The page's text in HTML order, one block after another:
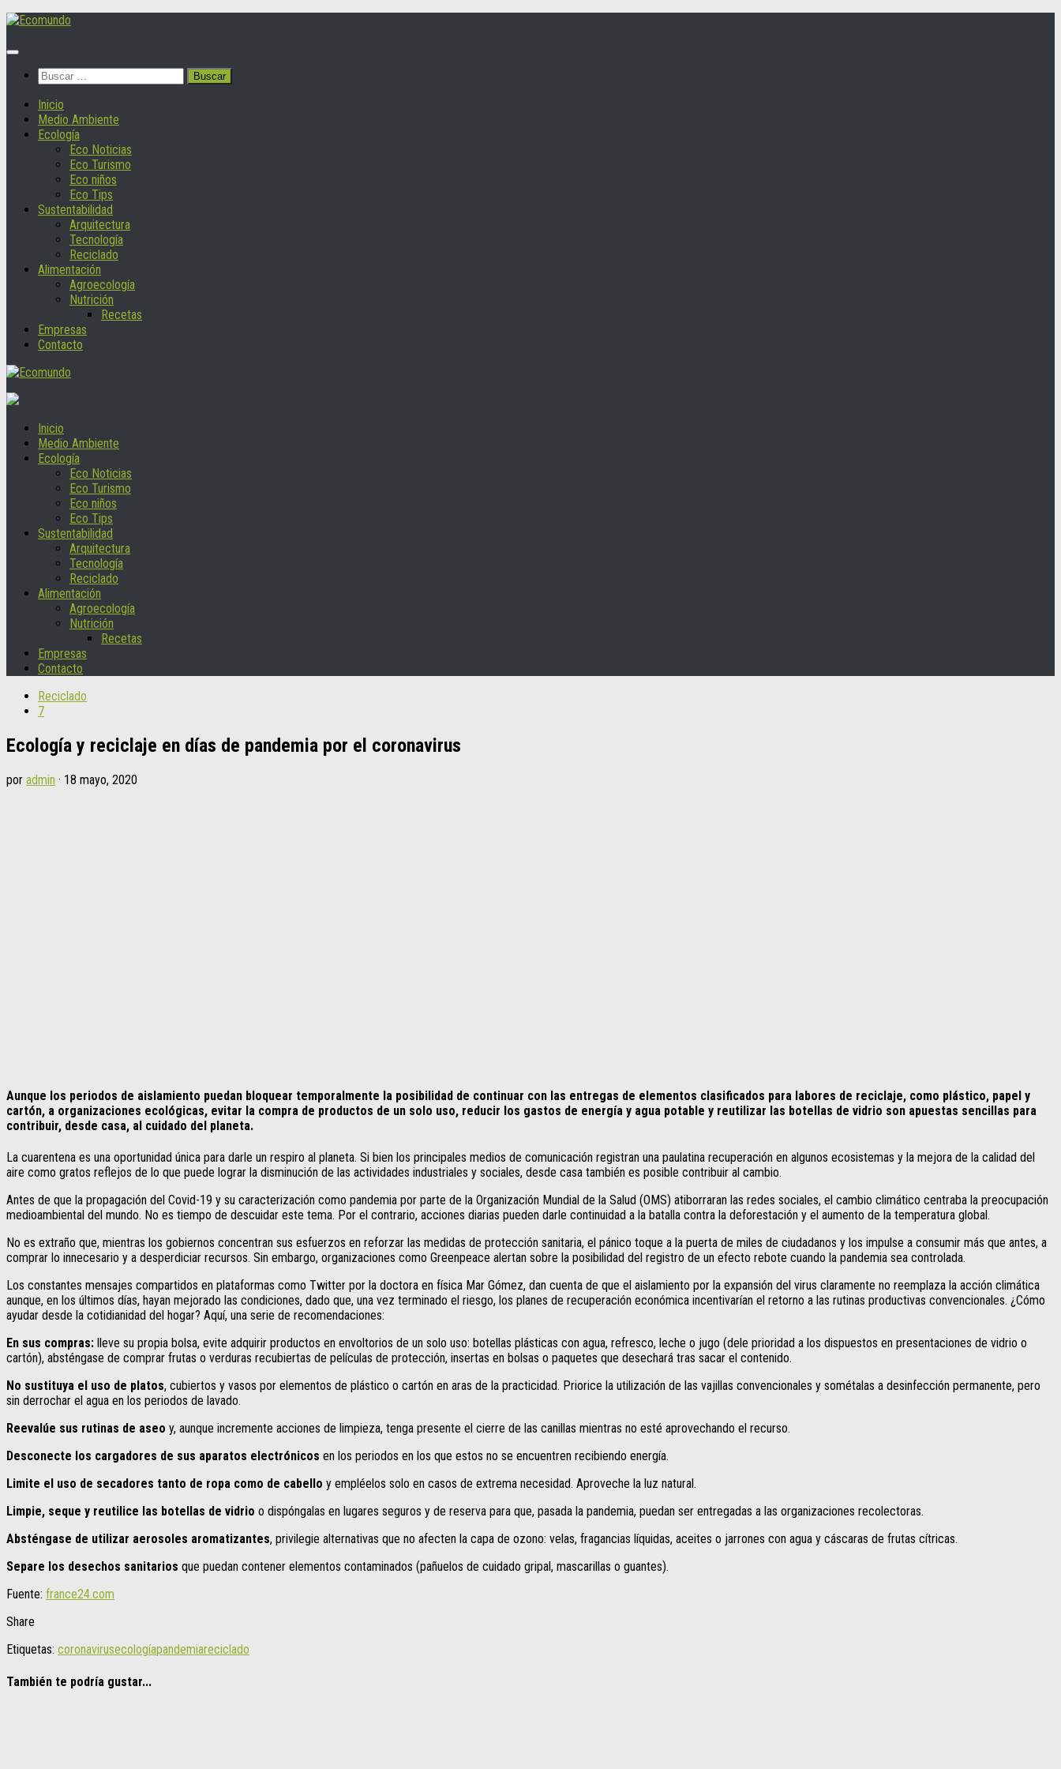
Saltar
contenido
Buscar:
Inicio
Medio Ambiente
Ecología
Eco Noticias
Eco Turismo
Eco niños
Eco Tips
Sustentabilidad
Arquitectura
Tecnología
Reciclado
Alimentación
Agroecología
Nutrición
Recetas
Empresas
Contacto
Inicio
Medio Ambiente
Ecología
Eco Noticias
Eco Turismo
Eco niños
Eco Tips
Sustentabilidad
Arquitectura
Tecnología
Reciclado
Alimentación
Agroecología
Nutrición
Recetas
Empresas
Contacto
Reciclado
7
Ecología y reciclaje en días de pandemia por el coronavirus
por admin · 18 mayo, 2020
Aunque los periodos de aislamiento puedan bloquear temporalmente la posibilidad de continuar con las entregas de elementos clasificados para labores de reciclaje, como plástico, papel y
cartón, a organizaciones ecológicas, evitar la compra de productos de un solo uso, reducir los gastos de energía y agua potable y reutilizar las botellas de vidrio son apuestas sencillas para
contribuir, desde casa, al cuidado del planeta.
La cuarentena es una oportunidad única para darle un respiro al planeta. Si bien los principales medios de comunicación registran una paulatina recuperación en algunos ecosistemas y la mejora de la calidad del
aire como gratos reflejos de lo que puede lograr la disminución de las actividades industriales y sociales, desde casa también es posible contribuir al cambio.
Antes de que la propagación del Covid-19 y su caracterización como pandemia por parte de la Organización Mundial de la Salud (OMS) atiborraran las redes sociales, el cambio climático centraba la preocupación
medioambiental del mundo. No es tiempo de descuidar este tema. Por el contrario, acciones diarias pueden darle continuidad a la batalla contra la deforestación y el aumento de la temperatura global.
No es extraño que, mientras los gobiernos concentran sus esfuerzos en reforzar las medidas de protección sanitaria, el pánico toque a la puerta de miles de ciudadanos y los impulse a consumir más que antes, a
comprar lo innecesario y a desperdiciar recursos. Sin embargo, organizaciones como Greenpeace alertan sobre la posibilidad del registro de un efecto rebote cuando la pandemia sea controlada.
Los constantes mensajes compartidos en plataformas como Twitter por la doctora en física Mar Gómez, dan cuenta de que el aislamiento por la expansión del virus claramente no reemplaza la acción climática
aunque, en los últimos días, hayan mejorado las condiciones, dado que, una vez terminado el riesgo, los planes de recuperación económica incentivarían el retorno a las rutinas productivas convencionales. ¿Cómo
ayudar desde la cotidianidad del hogar? Aquí, una serie de recomendaciones:
En sus compras: lleve su propia bolsa, evite adquirir productos en envoltorios de un solo uso: botellas plásticas con agua, refresco, leche o jugo (dele prioridad a los dispuestos en presentaciones de vidrio o
cartón), absténgase de comprar frutas o verduras recubiertas de películas de protección, insertas en bolsas o paquetes que desechará tras sacar el contenido.
No sustituya el uso de platos, cubiertos y vasos por elementos de plástico o cartón en aras de la practicidad. Priorice la utilización de las vajillas convencionales y sométalas a desinfección permanente, pero
sin derrochar el agua en los periodos de lavado.
Reevalúe sus rutinas de aseo y, aunque incremente acciones de limpieza, tenga presente el cierre de las canillas mientras no esté aprovechando el recurso.
Desconecte los cargadores de sus aparatos electrónicos en los periodos en los que estos no se encuentren recibiendo energía.
Limite el uso de secadores tanto de ropa como de cabello y empléelos solo en casos de extrema necesidad. Aproveche la luz natural.
Limpie, seque y reutilice las botellas de vidrio o dispóngalas en lugares seguros y de reserva para que, pasada la pandemia, puedan ser entregadas a las organizaciones recolectoras.
Absténgase de utilizar aerosoles aromatizantes, privilegie alternativas que no afecten la capa de ozono: velas, fragancias líquidas, aceites o jarrones con agua y cáscaras de frutas cítricas.
Separe los desechos sanitarios que puedan contener elementos contaminados (pañuelos de cuidado gripal, mascarillas o guantes).
Fuente: france24.com
Share
Etiquetas: coronavirusecologíapandemiareciclado
También te podría gustar...